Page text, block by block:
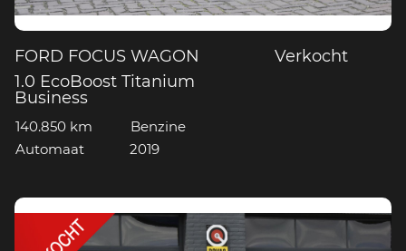
FORD FOCUS WAGON
1.0 EcoBoost Titanium
Business
Verkocht
140.850 km
Benzine
Automaat
2019